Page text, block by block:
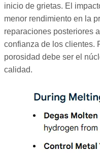
inicio de grietas. El
menor rendimiento en la
reparaciones posteriores
confianza de los clientes.
porosidad debe ser el
calidad.